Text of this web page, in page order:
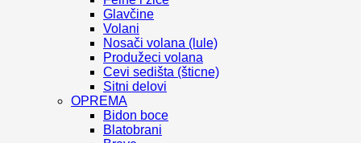
Glavčine
Volani
Nosači volana (lule)
Produžeci volana
Cevi sedišta (šticne)
Sitni delovi
OPREMA
Bidon boce
Blatobrani